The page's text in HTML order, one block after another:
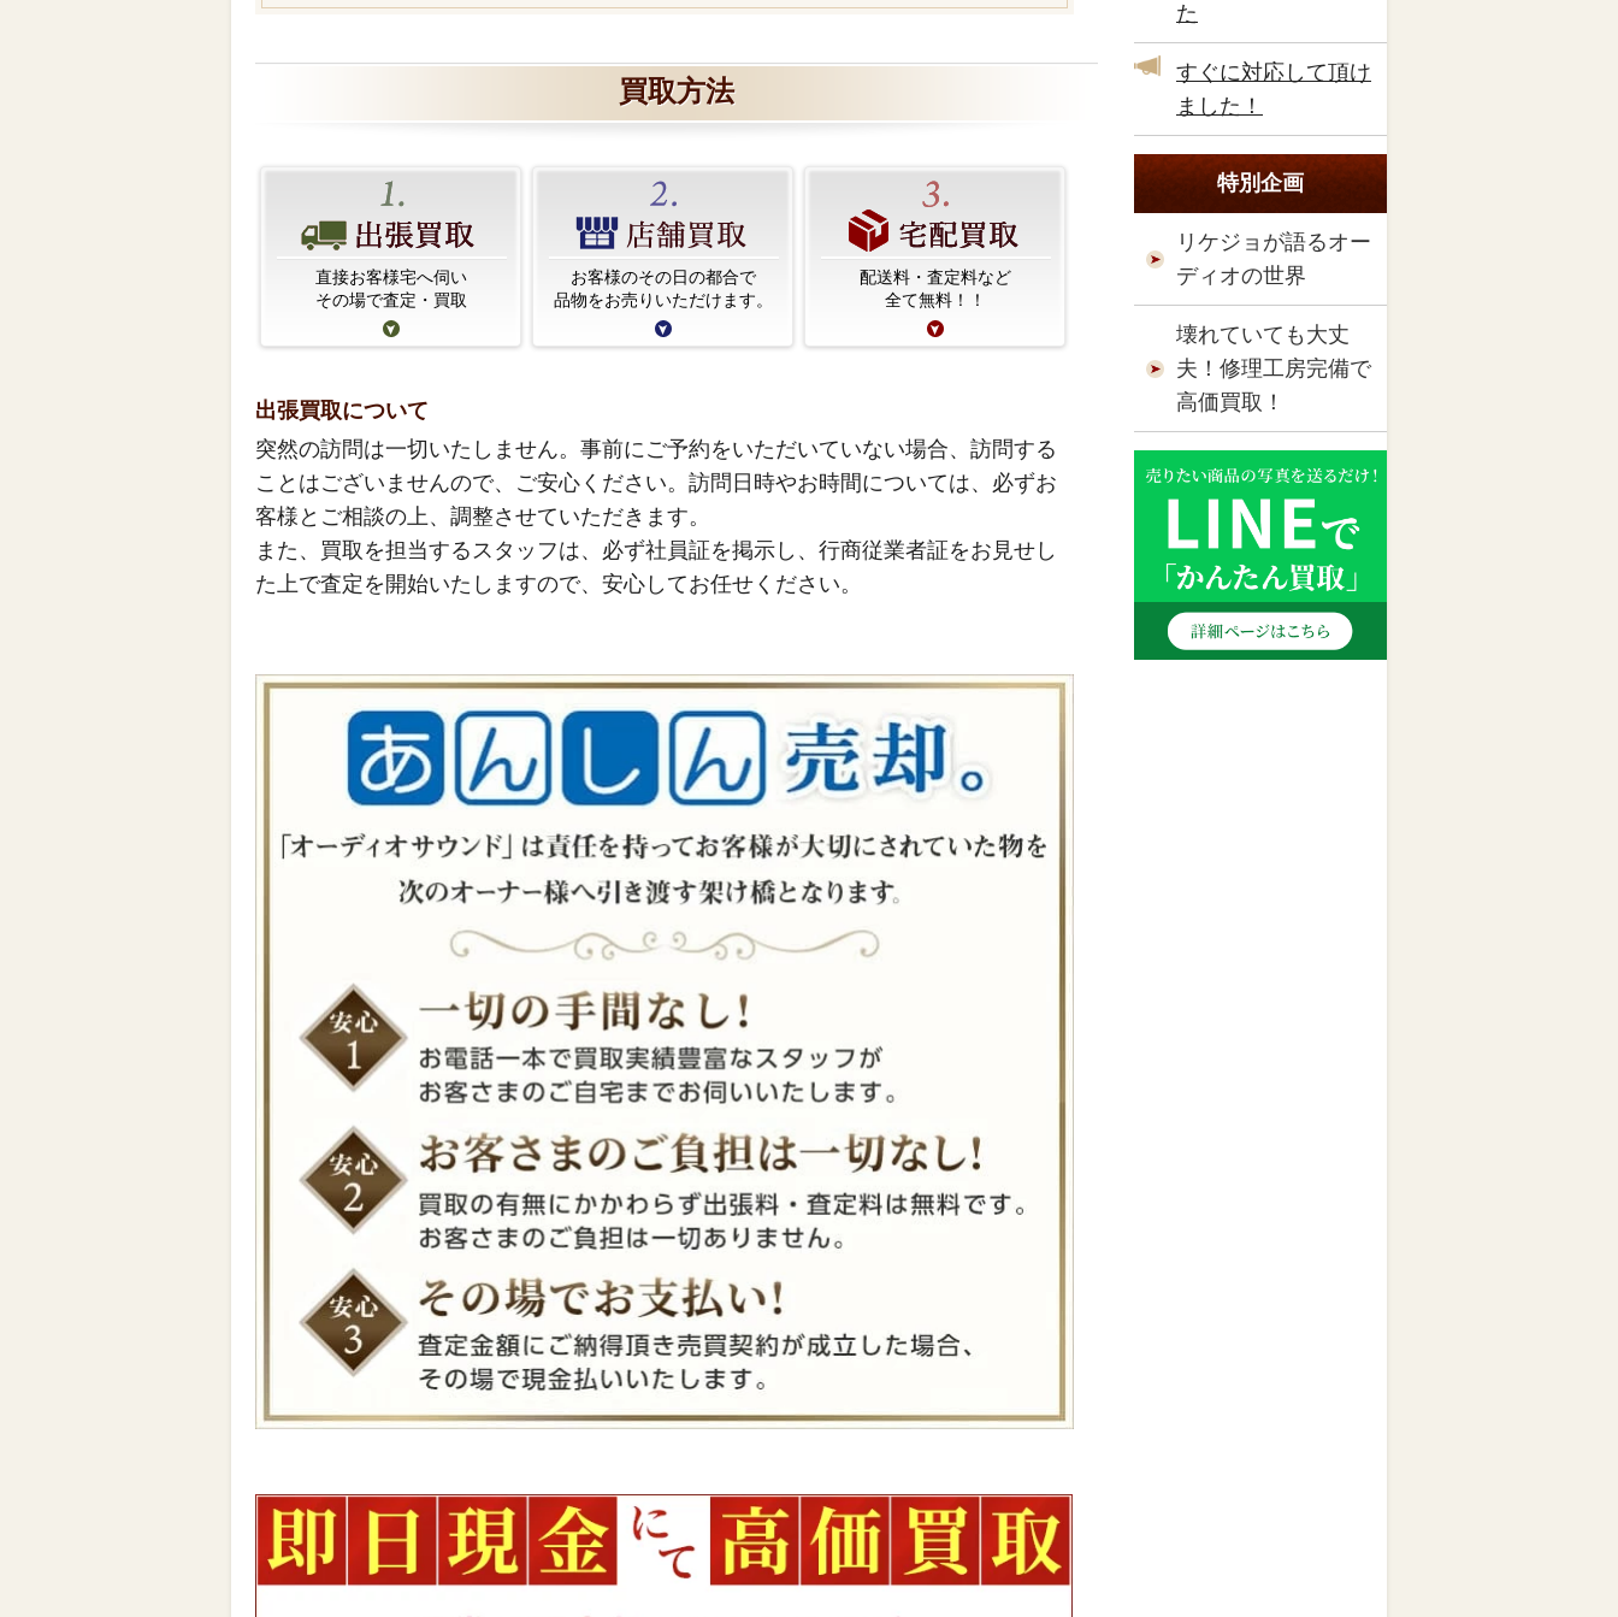
買取方法
直接お客様宅へ伺い
その場で査定・買取
お客様のその日の都合で
品物をお売りいただけます。
配送料・査定料など
全て無料！！
出張買取について
突然の訪問は一切いたしません。事前にご予約をいただいていない場合、訪問する
ことはございませんので、ご安心ください。訪問日時やお時間については、必ずお
客様とご相談の上、調整させていただきます。
また、買取を担当するスタッフは、必ず社員証を掲示し、行商従業者証をお見せし
た上で査定を開始いたしますので、安心してお任せください。
た
すぐに対応して頂け
ました！
特別企画
リケジョが語るオー
ディオの世界
壊れていても大丈
夫！修理工房完備で
高価買取！